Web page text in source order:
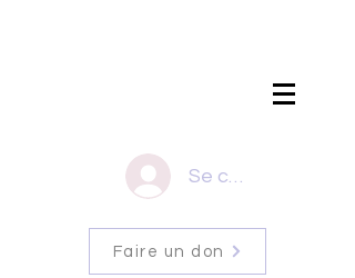
Se connecter
Faire un don